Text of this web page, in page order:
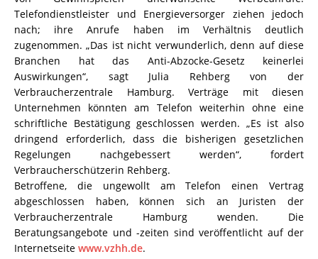
Telefondienstleister und Energieversorger ziehen jedoch
nach; ihre Anrufe haben im Verhältnis deutlich
zugenommen. „Das ist nicht verwunderlich, denn auf diese
Branchen hat das Anti-Abzocke-Gesetz keinerlei
Auswirkungen“, sagt Julia Rehberg von der
Verbraucherzentrale Hamburg. Verträge mit diesen
Unternehmen könnten am Telefon weiterhin ohne eine
schriftliche Bestätigung geschlossen werden. „Es ist also
dringend erforderlich, dass die bisherigen gesetzlichen
Regelungen nachgebessert werden“, fordert
Verbraucherschützerin Rehberg.
Betroffene, die ungewollt am Telefon einen Vertrag
abgeschlossen haben, können sich an Juristen der
Verbraucherzentrale Hamburg wenden. Die
Beratungsangebote und -zeiten sind veröffentlicht auf der
Internetseite www.vzhh.de.